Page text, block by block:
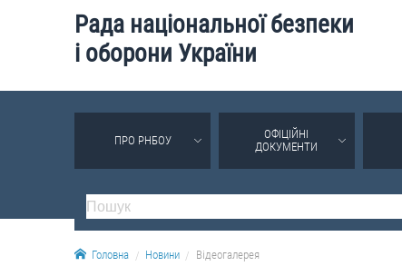
Рада національної безпеки
і оборони України
ПРО РНБОУ
ОФІЦІЙНІ
ДОКУМЕНТИ
Головна Новини Відеогалерея